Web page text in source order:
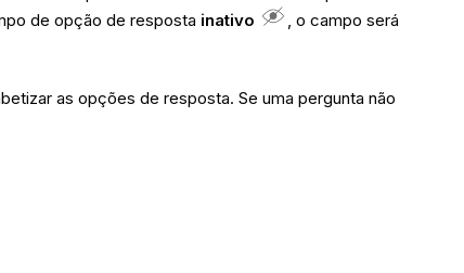
de opção de resposta inativo
, o campo será
as opções de resposta. Se uma pergunta não